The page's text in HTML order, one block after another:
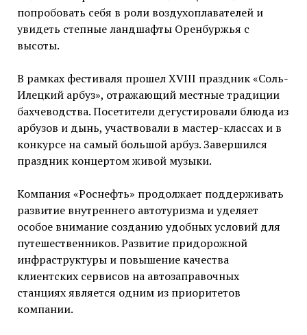
попробовать себя в роли воздухоплавателей и
увидеть степные ландшафты Оренбуржья с
высоты.
В рамках фестиваля прошел XVIII праздник «Соль-
Илецкий арбуз», отражающий местные традиции
бахчеводства. Посетители дегустировали блюда из
арбузов и дынь, участвовали в мастер-классах и в
конкурсе на самый большой арбуз. Завершился
праздник концертом живой музыки.
Компания «Роснефть» продолжает поддерживать
развитие внутреннего автотуризма и уделяет
особое внимание созданию удобных условий для
путешественников. Развитие придорожной
инфраструктуры и повышение качества
клиентских сервисов на автозаправочных
станциях является одним из приоритетов
компании.